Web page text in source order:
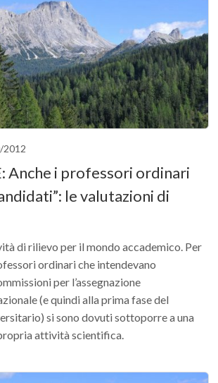
(Sassari 2026)
(Padova 2024)
(Orvieto 2022)
(Palermo 2019)
(Roma 2017)
(Firenze 2015)
(Bolzano 2013)
(Rende 2011)
(Isernia 2009)
(Arezzo 2007)
2012
Anche i professori ordinari
le valutazioni di
di rilievo per il mondo accademico. Per
ordinari che intendevano
per l’assegnazione
(e quindi alla prima fase del
si sono dovuti sottoporre a una
attività scientifica.